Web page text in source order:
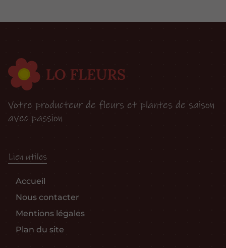
Votre producteur de fleurs et plantes de saison
avec passion
Lien utiles
Accueil
Nous contacter
Mentions légales
Plan du site